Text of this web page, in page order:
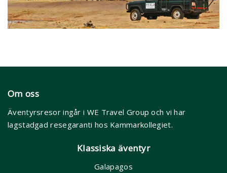
Om oss
Äventyrsresor ingår i WE Travel Group och vi har
lagstadgad resegaranti hos Kammarkollegiet.
Klassiska äventyr
Galapagos